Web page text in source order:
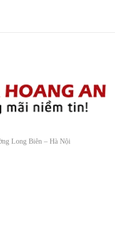
Long Biên – Hà Nội